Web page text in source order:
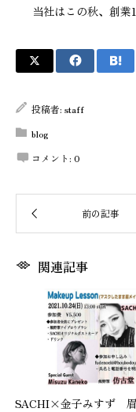
当社はこの秋、創業
投稿者: staff
blog
コメント: 0
関連記事
SACHI×金子みすず 眉